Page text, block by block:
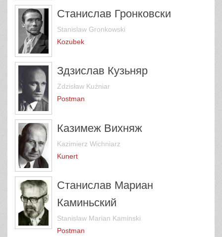
Станислав Гронковски
Stanislaw Gronkowski
Kozubek
Здзислав Кузьняр
Zdzisław Kuźniar
Postman
Казимеж Вихняж
Kazimierz Wichniarz
Kunert
Станислав Мариан
Каминьский
Stanislaw Marian Kaminski
Postman